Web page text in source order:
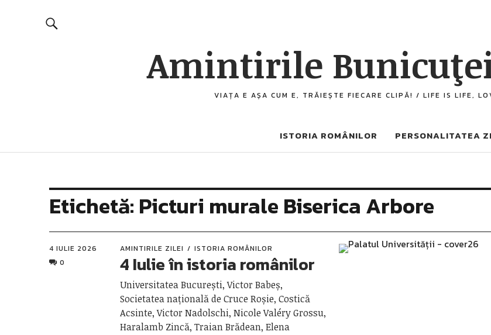
Amintirile
VIAȚA E AȘA CUM E, TRĂIEȘTE FIECARE CLIPĂ! / LIFE IS LIFE,
ISTORIA ROMÂNILOR PERSONALITATEA
Etichetă: Picturi murale Biserica Arbore
4 IULIE 2026
0
AMINTIRILE ZILEI ISTORIA ROMÂNILOR
4 Iulie în istoria românilor
Universitatea București, Victor Babeș,
Societatea națională de Cruce Roșie, Costică
Acsinte, Victor Nadolschi, Nicole Valéry Grossu,
Haralamb Zincă, Traian Brădean, Elena